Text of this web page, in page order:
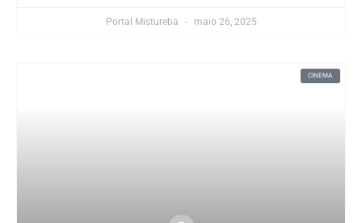
Portal Mistureba maio 26, 2025
CINEMA